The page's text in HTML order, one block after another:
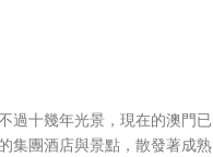
過十幾年光景，現在的澳門已
集團酒店與景點，散發著成熟